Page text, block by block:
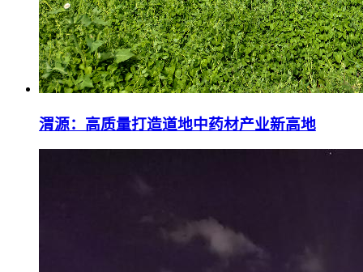
渭源：高质量打造道地中药材产业新高地